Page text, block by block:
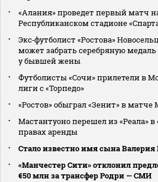
«Алания» проведет первый матч
Республиканском стадионе
Экс‑футболист «Ростова»
может забрать серебряную медаль
у бывшей жены
Футболисты «Сочи» прилетели в
лиги с «Торпедо»
«Ростов» обыграл «Зенит» в
Мастантуоно перешел из «Реала»
правах аренды
Стало известно имя сына
«Манчестер Сити» отклонил
€50 млн за трансфер Родри — СМИ